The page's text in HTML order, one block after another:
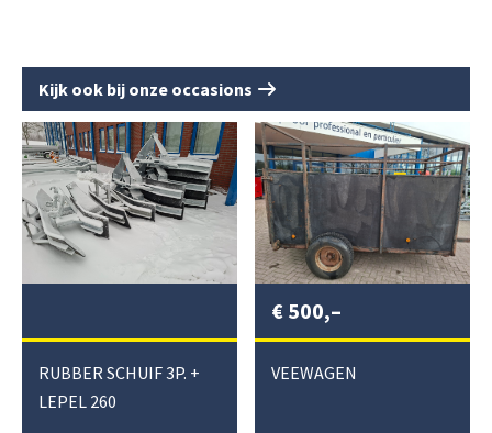
Kijk ook bij onze occasions
RUBBER SCHUIF 3P. +
LEPEL 260
€ 500,–
VEEWAGEN